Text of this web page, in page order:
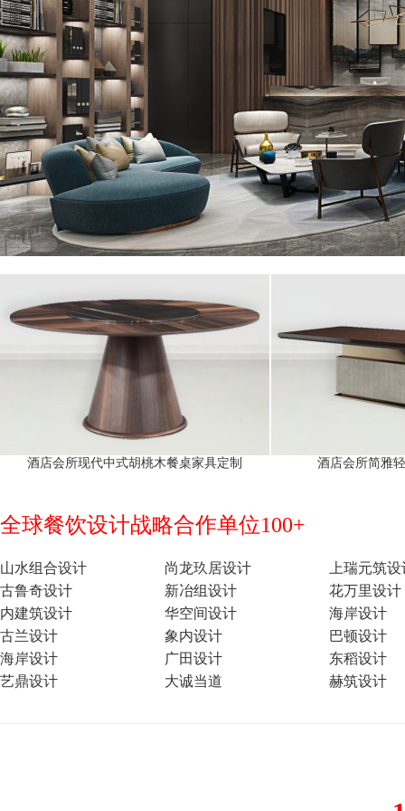
酒店会所现代中式胡桃木餐桌家具定制 酒店会所简雅
全球餐饮设计战略合作单位100+
山水组合设计 尚龙玖居设计
上瑞元筑
古鲁奇设计
新冶组设计
花万里设计
内建筑设计
华空间设计
海岸设计
古兰设计
象内设计
巴顿设计
海岸设计
广田设计
东稻设计
艺鼎设计
大诚当道 赫筑设计